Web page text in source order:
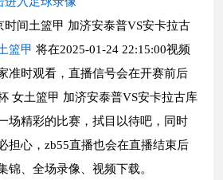
时间土篮甲 加济安泰普VS安卡拉古
篮甲 将在2025-01-24 22:15:00视频
准时观看，直播信号会在开赛前后
女土篮甲 加济安泰普VS安卡拉古库
场精彩的比赛，拭目以待吧，同时
担心，zb55直播也会在直播结束后
锦、全场录像、视频下载。